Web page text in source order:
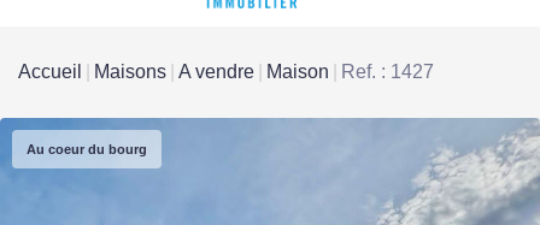
Accueil Maisons A vendre Maison Ref. : 1427
Au coeur du bourg